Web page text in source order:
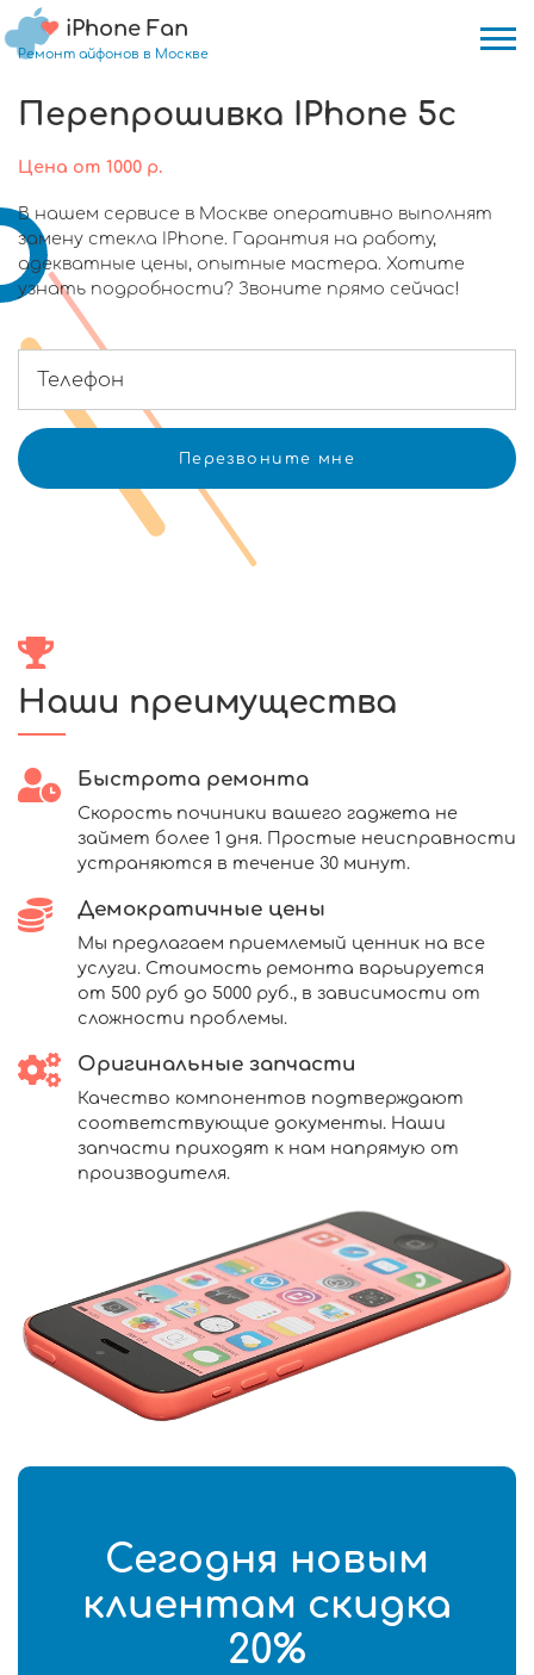
iPhone Fan
Ремонт айфонов в Москве
Перепрошивка IPhone 5c
Цена от 1000 р.
В нашем сервисе в Москве оперативно выполнят
замену стекла IPhone. Гарантия на работу,
адекватные цены, опытные мастера. Хотите
узнать подробности? Звоните прямо сейчас!
Наши преимущества
Быстрота ремонта
Скорость починики вашего гаджета не
займет более 1 дня. Простые неисправности
устраняются в течение 30 минут.
Демократичные цены
Мы предлагаем приемлемый ценник на все
услуги. Стоимость ремонта варьируется
от 500 руб до 5000 руб., в зависимости от
сложности проблемы.
Оригинальные запчасти
Качество компонентов подтверждают
соответствующие документы. Наши
запчасти приходят к нам напрямую от
производителя.
Сегодня новым
клиентам скидка
20%